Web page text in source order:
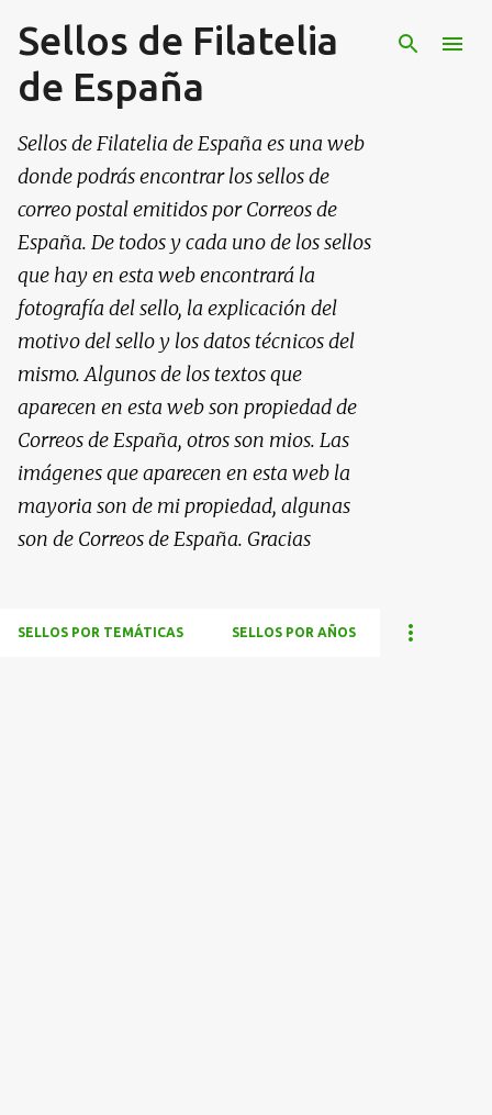
Ir al contenido principal
Sellos de Filatelia
de España
Sellos de Filatelia de España es una web
donde podrás encontrar los sellos de
correo postal emitidos por Correos de
España. De todos y cada uno de los sellos
que hay en esta web encontrará la
fotografía del sello, la explicación del
motivo del sello y los datos técnicos del
mismo. Algunos de los textos que
aparecen en esta web son propiedad de
Correos de España, otros son mios. Las
imágenes que aparecen en esta web la
mayoria son de mi propiedad, algunas
son de Correos de España. Gracias
SELLOS POR TEMÁTICAS SELLOS POR AÑOS